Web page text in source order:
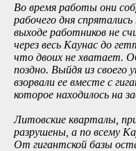
Во время работы они
рабочего дня
выходе работников не
через весь Каунас до
что двоих не хватает.
поздно. Выйдя из своего
взорвали ее вместе с
которое находилось на
Литовские кварталы,
разрушены, а по всему
От гигантской базы